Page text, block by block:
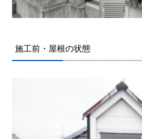
施工前・屋根の状態